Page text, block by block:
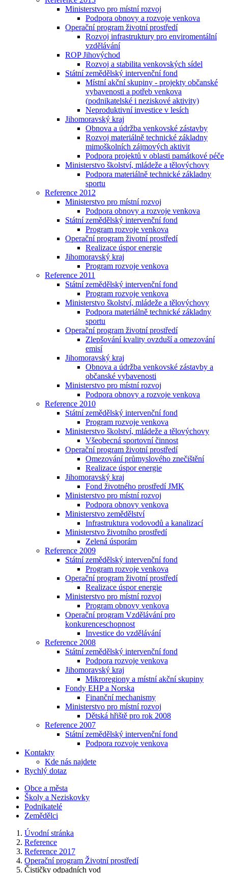
Ministerstvo pro místní rozvoj
Podpora obnovy a rozvoje venkova
Operační program životní prostředí
Rozvoj infrastruktury pro enviromentální
vzdělávání
ROP Jihovýchod
Rozvoj a stabilita venkovských sídel
Státní zemědělský intervenční fond
Místní akční skupiny - projekty občanské
vybavenosti a potřeb venkova
(podnikatelské i neziskové aktivity)
Neproduktivní investice v lesích
Jihomoravský kraj
Obnova a údržba venkovské zástavby
Rozvoj materiálně technické základny
mimoškolních zájmových aktivit
Podpora projektů v oblasti památkové péče
Ministerstvo školství, mládeže a tělovýchovy
Podpora materiálně technické základny
sportu
Reference 2012
Ministerstvo pro místní rozvoj
Podpora obnovy a rozvoje venkova
Státní zemědělský intervenční fond
Program rozvoje venkova
Operační program životní prostředí
Realizace úspor energie
Jihomoravský kraj
Program rozvoje venkova
Reference 2011
Státní zemědělský intervenční fond
Program rozvoje venkova
Ministerstvo školství, mládeže a tělovýchovy
Podpora materiálně technické základny
sportu
Operační program životní prostředí
Zlepšování kvality ovzduší a omezování
emisí
Jihomoravský kraj
Obnova a údržba venkovské zástavby a
občanské vybavenosti
Ministerstvo pro místní rozvoj
Podpora obnovy a rozvoje venkova
Reference 2010
Státní zemědělský intervenční fond
Program rozvoje venkova
Ministerstvo školství, mládeže a tělovýchovy
Všeobecná sportovní činnost
Operační program životní prostředí
Omezování průmyslového znečištění
Realizace úspor energie
Jihomoravský kraj
Fond životného prostředí JMK
Ministerstvo pro místní rozvoj
Podpora obnovy venkova
Ministerstvo zemědělství
Infrastruktura vodovodů a kanalizací
Ministerstvo životního prostředí
Zelená úsporám
Reference 2009
Státní zemědělský intervenční fond
Program rozvoje venkova
Operační program životní prostředí
Realizace úspor energie
Ministerstvo pro místní rozvoj
Program obnovy venkova
Operační program Vzdělávání pro
konkurenceschopnost
Investice do vzdělávání
Reference 2008
Státní zemědělský intervenční fond
Podpora rozvoje venkova
Jihomoravský kraj
Mikroregiony a místní akční skupiny
Fondy EHP a Norska
Finanční mechanismy
Ministerstvo pro místní rozvoj
Dětská hřiště pro rok 2008
Reference 2007
Státní zemědělský intervenční fond
Podpora rozvoje venkova
Kontakty
Kde nás najdete
Rychlý dotaz
Obce a města
Školy a Neziskovky
Podnikatelé
Zemědělci
Úvodní stránka
Reference
Reference 2017
Operační program Životní prostředí
Čističky odpadních vod